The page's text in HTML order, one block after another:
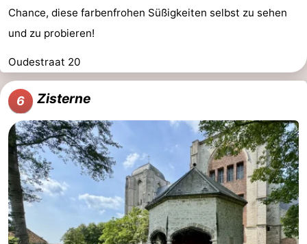
Chance, diese farbenfrohen Süßigkeiten selbst zu sehen
und zu probieren!
Oudestraat 20
6 Zisterne